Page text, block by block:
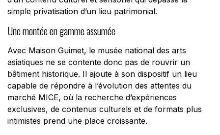
simple privatisation d’un lieu patrimonial.
Une montée en gamme assumée
Avec Maison Guimet, le musée national des arts
asiatiques ne se contente donc pas de rouvrir un
bâtiment historique. Il ajoute à son dispositif un lieu
capable de répondre à l’évolution des attentes du
marché MICE, où la recherche d’expériences
exclusives, de contenus culturels et de formats plus
intimistes prend une place croissante.